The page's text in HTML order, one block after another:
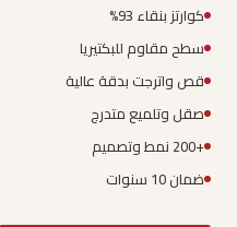
كوارتز بنقاء 93%
سطح مقاوم للبكتيريا
قص واترجت بدقة عالية
صقل وتلميع متدرج
+200 نمط وتصميم
ضمان 10 سنوات